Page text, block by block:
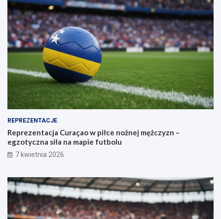
REPREZENTACJE
Reprezentacja Curaçao w piłce nożnej mężczyzn –
egzotyczna siła na mapie futbolu
7 kwietnia 2026